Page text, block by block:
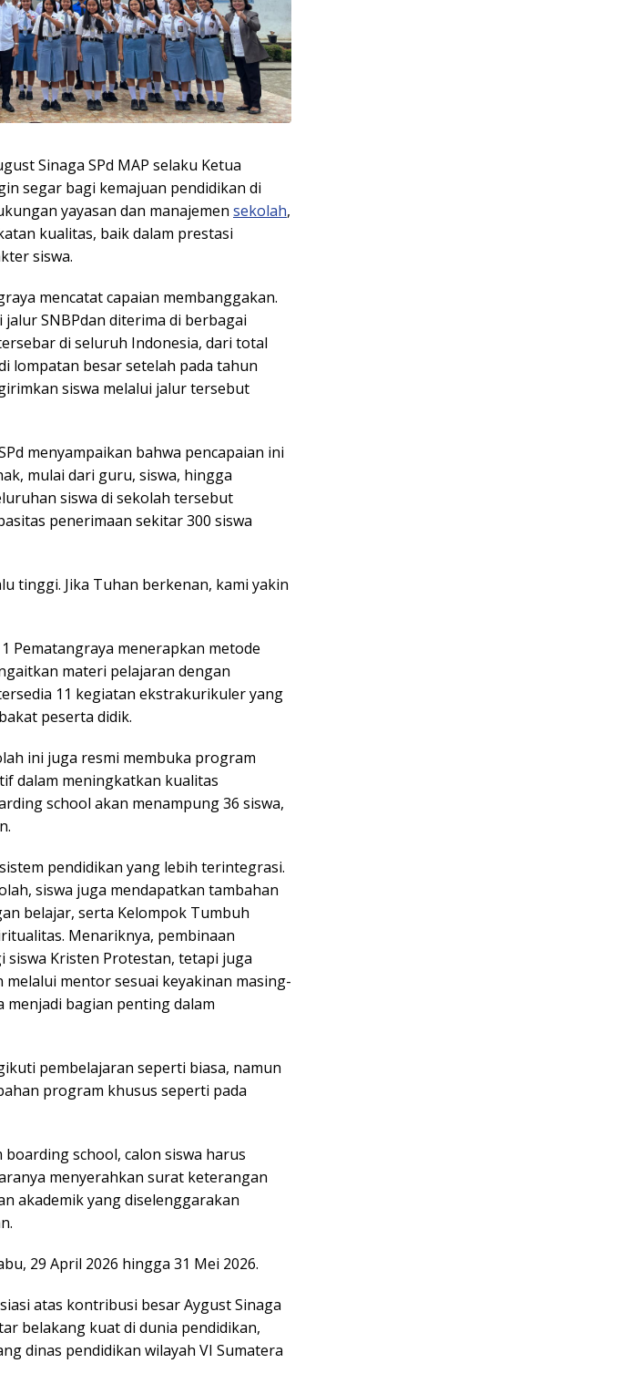
Sinaga SPd MAP selaku Ketua
segar bagi kemajuan pendidikan di
yayasan dan manajemen sekolah,
kualitas, baik dalam prestasi
siswa.
mencatat capaian membanggakan.
SNBPdan diterima di berbagai
di seluruh Indonesia, dari total
lompatan besar setelah pada tahun
siswa melalui jalur tersebut
menyampaikan bahwa pencapaian ini
mulai dari guru, siswa, hingga
siswa di sekolah tersebut
penerimaan sekitar 300 siswa
tinggi. Jika Tuhan berkenan, kami yakin
Pematangraya menerapkan metode
materi pelajaran dengan
11 kegiatan ekstrakurikuler yang
peserta didik.
ini juga resmi membuka program
dalam meningkatkan kualitas
school akan menampung 36 siswa,
pendidikan yang lebih terintegrasi.
siswa juga mendapatkan tambahan
belajar, serta Kelompok Tumbuh
Menariknya, pembinaan
Kristen Protestan, tetapi juga
mentor sesuai keyakinan masing-
menjadi bagian penting dalam
pembelajaran seperti biasa, namun
program khusus seperti pada
school, calon siswa harus
menyerahkan surat keterangan
akademik yang diselenggarakan
29 April 2026 hingga 31 Mei 2026.
atas kontribusi besar Aygust Sinaga
belakang kuat di dunia pendidikan,
dinas pendidikan wilayah VI Sumatera